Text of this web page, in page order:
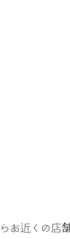
お近くの店